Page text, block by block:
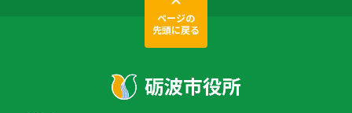
ページの
先頭に戻る